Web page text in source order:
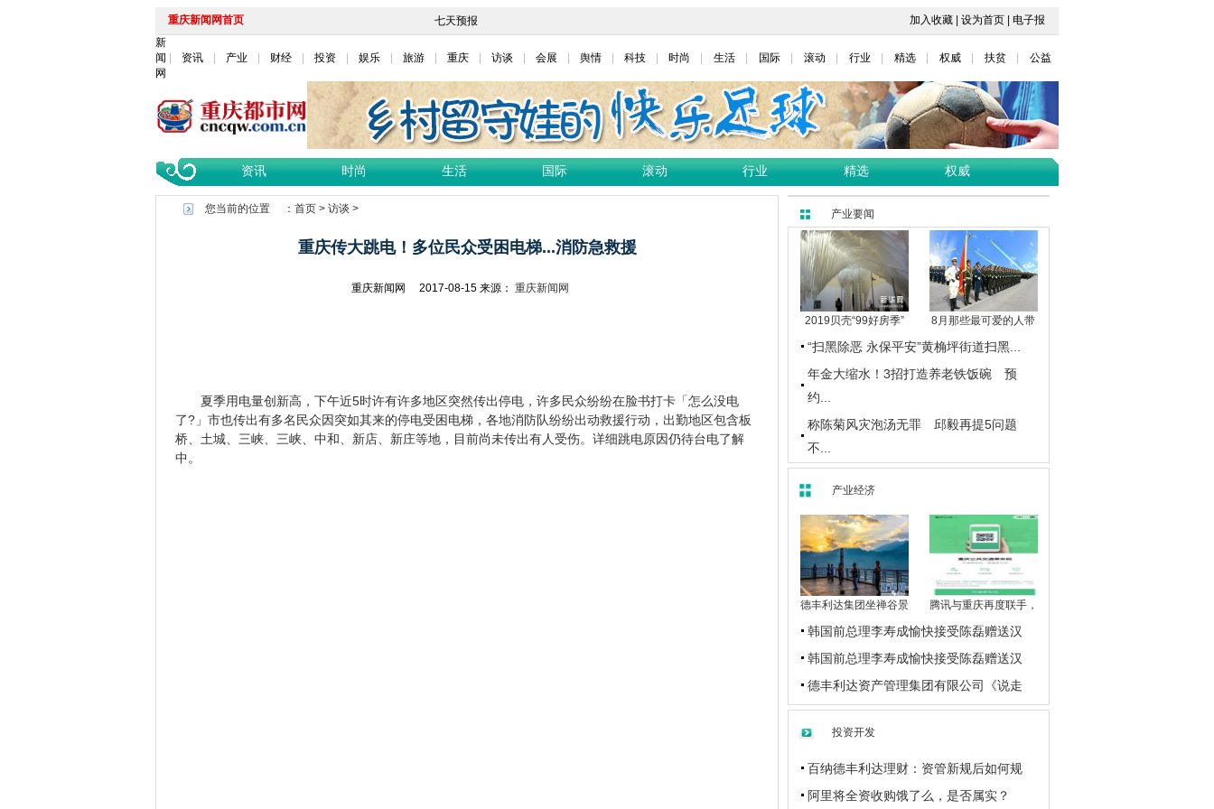
重庆新闻网首页 加入收藏 设为首页
电子报
新
闻
网
资讯 产业 财经 投资 娱乐 旅游 重庆 访谈 会展 舆情 科技 时尚 生活 国际 滚动 行业 精选 权威 扶贫 公益
资讯 时尚 生活 国际 滚动 行业 精选 权威
您当前的位置 ： 首页> 访谈 >
重庆传大跳电！多位民众受困电梯...消防急救援
重庆新闻网 2017-08-15 来源： 重庆新闻网
夏季用电量创新高，下午近5时许有许多地区突然传出停电，许多民众纷纷在脸书打卡「怎么没电
了?」市也传出有多名民众因突如其来的停电受困电梯，各地消防队纷纷出动救援行动，出勤地区包含板
桥、土城、三峡、三峡、中和、新店、新庄等地，目前尚未传出有人受伤。详细跳电原因仍待台电了解
中。
产业要闻
2019贝壳“99好房季” 8月那些最可爱的人带
“扫黑除恶 永保平安”黄桷坪街道扫黑...
年金大缩水！3招打造养老铁饭碗 预
约...
称陈菊风灾泡汤无罪 邱毅再提5问题
不...
产业经济
德丰利达集团坐禅谷景 腾讯与重庆再度联手，
韩国前总理李寿成愉快接受陈磊赠送汉
韩国前总理李寿成愉快接受陈磊赠送汉
德丰利达资产管理集团有限公司《说走
投资开发
百纳德丰利达理财：资管新规后如何规
阿里将全资收购饿了么，是否属实？